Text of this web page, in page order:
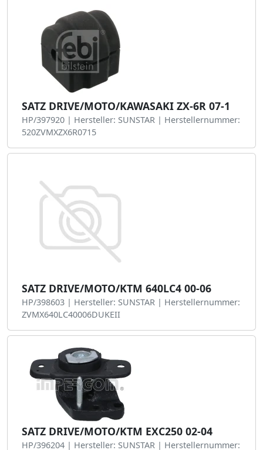
SATZ DRIVE/MOTO/KAWASAKI ZX-6R 07-1
HP/397920 | Hersteller: SUNSTAR | Herstellernummer:
520ZVMXZX6R0715
SATZ DRIVE/MOTO/KTM 640LC4 00-06
HP/398603 | Hersteller: SUNSTAR | Herstellernummer:
ZVMX640LC40006DUKEII
SATZ DRIVE/MOTO/KTM EXC250 02-04
HP/396204 | Hersteller: SUNSTAR | Herstellernummer: